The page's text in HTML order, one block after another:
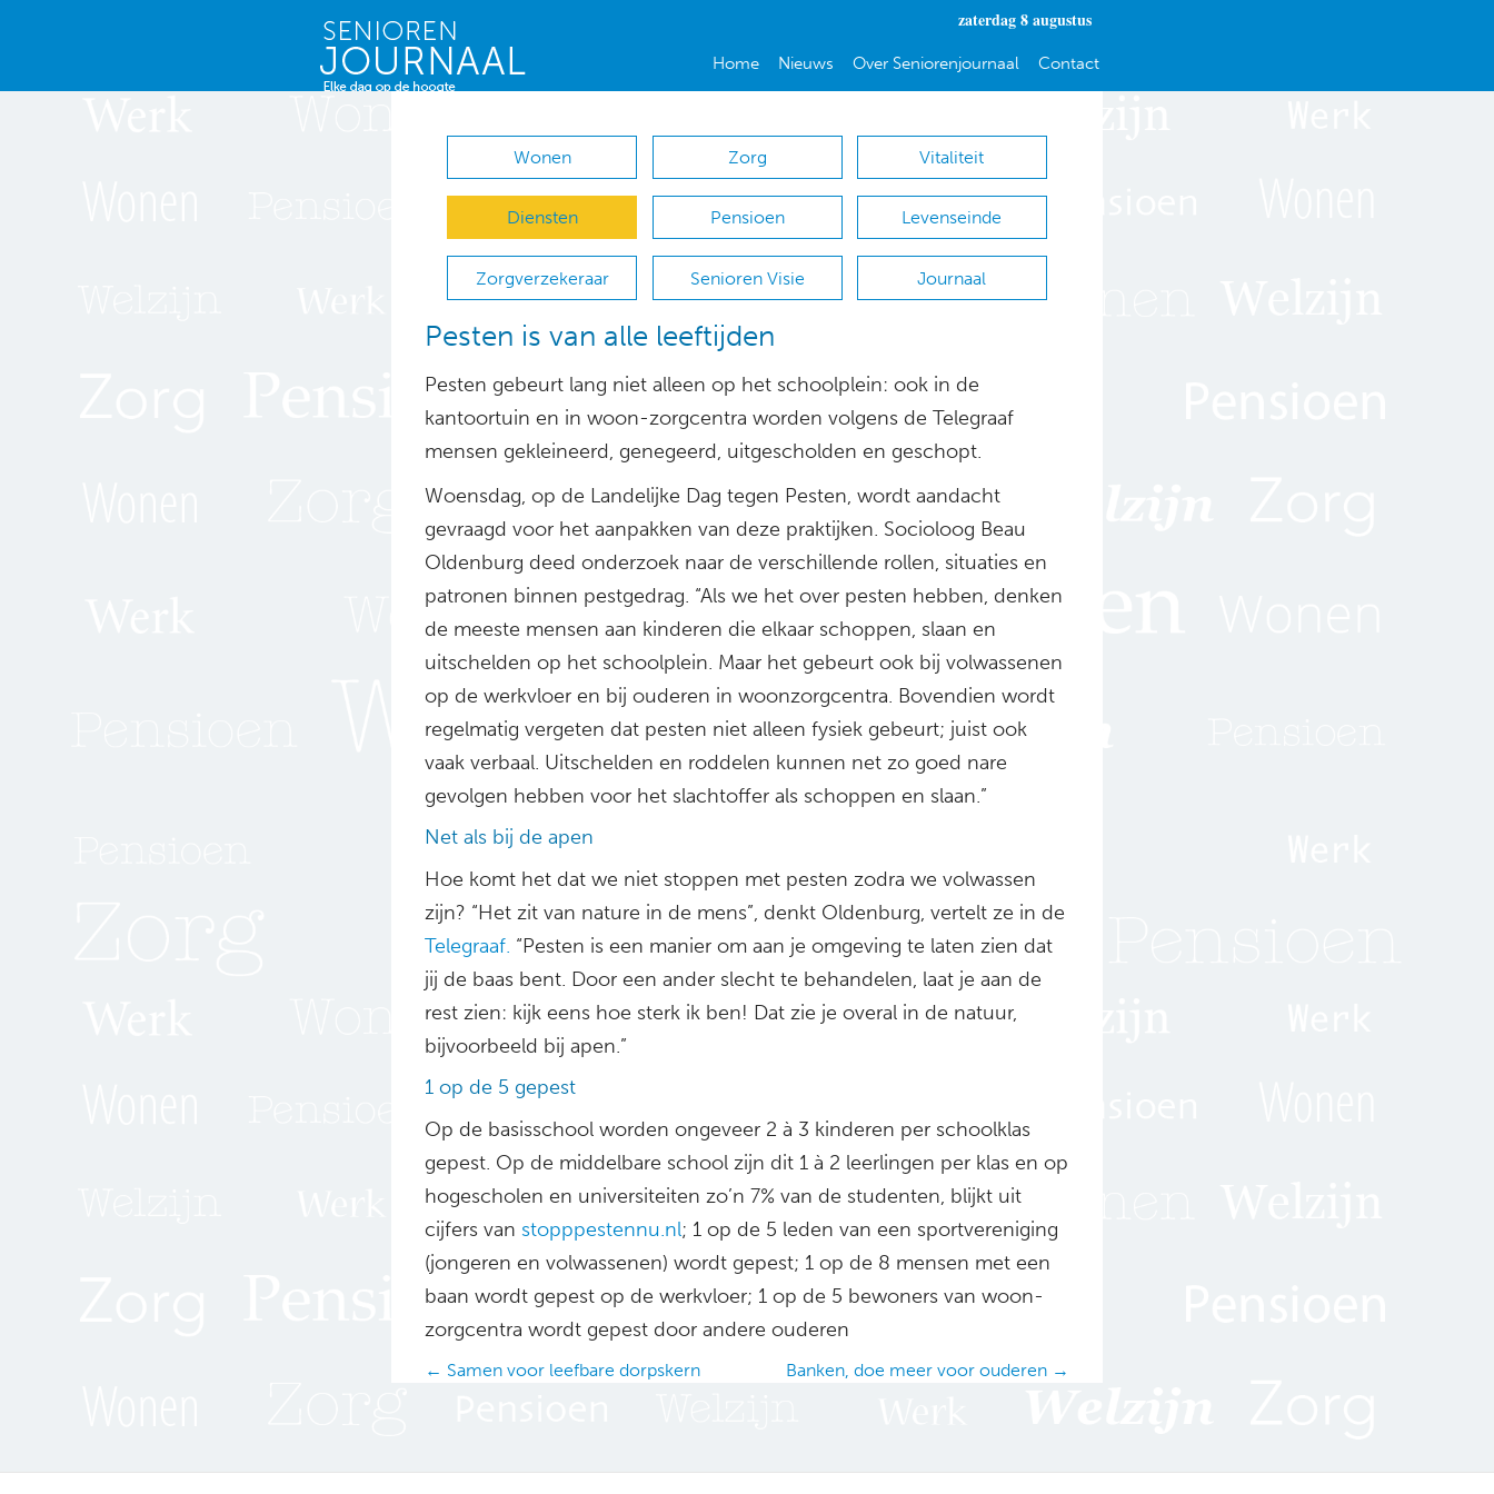
zaterdag 8 augustus
Home Nieuws Over Seniorenjournaal Contact
Wonen Zorg Vitaliteit
Diensten Pensioen Levenseinde
Zorgverzekeraar Senioren Visie Journaal
Pesten is van alle leeftijden
Pesten gebeurt lang niet alleen op het schoolplein: ook in de
kantoortuin en in woon-zorgcentra worden volgens de Telegraaf
mensen gekleineerd, genegeerd, uitgescholden en geschopt.
Woensdag, op de Landelijke Dag tegen Pesten, wordt aandacht
gevraagd voor het aanpakken van deze praktijken. Socioloog Beau
Oldenburg deed onderzoek naar de verschillende rollen, situaties en
patronen binnen pestgedrag. “Als we het over pesten hebben, denken
de meeste mensen aan kinderen die elkaar schoppen, slaan en
uitschelden op het schoolplein. Maar het gebeurt ook bij volwassenen
op de werkvloer en bij ouderen in woonzorgcentra. Bovendien wordt
regelmatig vergeten dat pesten niet alleen fysiek gebeurt; juist ook
vaak verbaal. Uitschelden en roddelen kunnen net zo goed nare
gevolgen hebben voor het slachtoffer als schoppen en slaan.”
Net als bij de apen
Hoe komt het dat we niet stoppen met pesten zodra we volwassen
zijn? “Het zit van nature in de mens”, denkt Oldenburg, vertelt ze in de
Telegraaf. “Pesten is een manier om aan je omgeving te laten zien dat
jij de baas bent. Door een ander slecht te behandelen, laat je aan de
rest zien: kijk eens hoe sterk ik ben! Dat zie je overal in de natuur,
bijvoorbeeld bij apen.”
1 op de 5 gepest
Op de basisschool worden ongeveer 2 à 3 kinderen per schoolklas
gepest. Op de middelbare school zijn dit 1 à 2 leerlingen per klas en op
hogescholen en universiteiten zo’n 7% van de studenten, blijkt uit
cijfers van stopppestennu.nl; 1 op de 5 leden van een sportvereniging
(jongeren en volwassenen) wordt gepest; 1 op de 8 mensen met een
baan wordt gepest op de werkvloer; 1 op de 5 bewoners van woon-
zorgcentra wordt gepest door andere ouderen
Posts
← Samen voor leefbare dorpskern Banken, doe meer voor ouderen →